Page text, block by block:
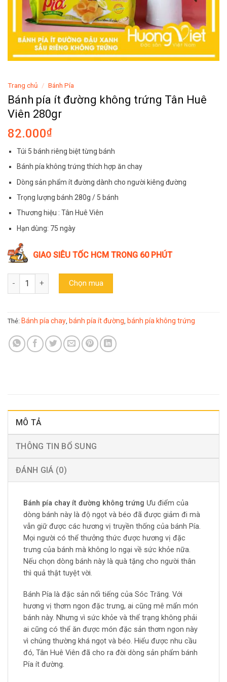
Trang chủ / Bánh Pía
Bánh pía ít đường không trứng Tân Huê
Viên 280gr
82.000₫
Túi 5 bánh riêng biệt từng bánh
Bánh pía không trứng thích hợp ăn chay
Dòng sản phẩm ít đường dành cho người kiêng đường
Trọng lượng bánh 280g / 5 bánh
Thương hiệu : Tân Huê Viên
Hạn dùng: 75 ngày
GIAO SIÊU TỐC HCM TRONG 60 PHÚT
Bánh pía ít đường không trứng Tân Huê Viên 280gr số lượng
Chọn mua
Thẻ: Bánh pía chay, bánh pía ít đường, bánh pía không trứng
MÔ TẢ
THÔNG TIN BỔ SUNG
ĐÁNH GIÁ (0)
Bánh pía chay ít đường không trứng Ưu điểm của
dòng bánh này là độ ngọt và béo đã được giảm đi mà
vẫn giữ được các hương vị truyền thống của bánh Pía.
Mọi người có thể thưởng thức được hương vị đặc
trưng của bánh mà không lo ngại về sức khỏe nữa.
Nếu chọn dòng bánh này là quà tặng cho người thân
thì quả thật tuyệt vời.
Bánh Pía là đặc sản nổi tiếng của Sóc Trăng. Với
hương vị thơm ngon đặc trưng, ai cũng mê mẩn món
bánh này. Nhưng vì sức khỏe và thể trạng không phải
ai cũng có thể ăn được món đặc sản thơm ngon này
vì chúng thường khá ngọt và béo. Hiểu được nhu cầu
đó, Tân Huê Viên đã cho ra đời dòng sản phẩm bánh
Pía ít đường.